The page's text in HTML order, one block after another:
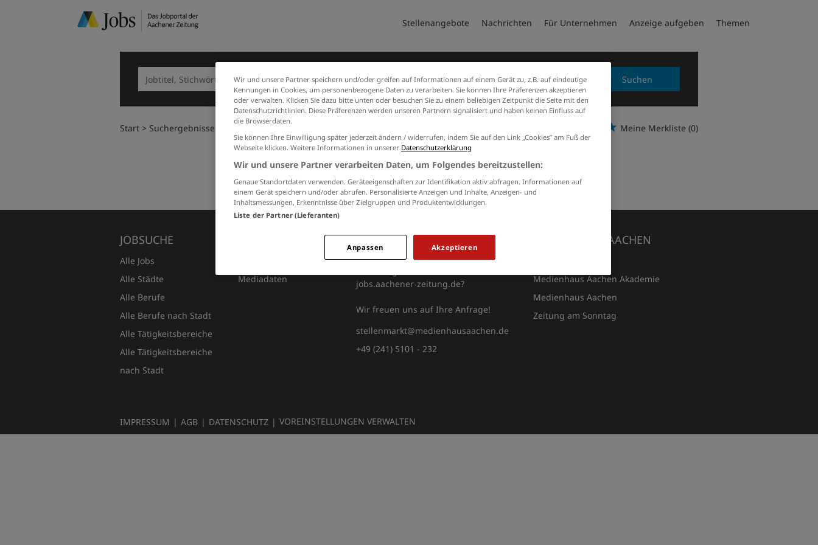
Stellenangebote Nachrichten Für Unternehmen Anzeige aufgeben Themen
Suchen
Start Suchergebnisse Meine Merkliste (0)
Jobs von steuerring-e-v
Keine Suchergebnisse gefunden.
JOBSUCHE
Alle Jobs
Alle Städte
Alle Berufe
Alle Berufe nach Stadt
Alle Tätigkeitsbereiche
Alle Tätigkeitsbereiche
nach Stadt
FÜR ARBEITGEBER
Mediadaten
KONTAKT
Sie interessieren sich für eine
jobs.aachener‑zeitung.de?
Wir freuen uns auf Ihre Anfrage!
stellenmarkt@medienhausaachen.de
+49 (241) 5101 - 232
MEDIENHAUS AACHEN
Medienhaus Aachen Akademie
Medienhaus Aachen
Zeitung am Sonntag
IMPRESSUM | AGB | DATENSCHUTZ | VOREINSTELLUNGEN VERWALTEN
Wir und unsere Partner speichern und/oder greifen auf Informationen auf einem Gerät zu, z.B. auf eindeutige
Kennungen in Cookies, um personenbezogene Daten zu verarbeiten. Sie können Ihre Präferenzen akzeptieren
oder verwalten. Klicken Sie dazu bitte unten oder besuchen Sie zu einem beliebigen Zeitpunkt die Seite mit den
Datenschutzrichtlinien. Diese Präferenzen werden unseren Partnern signalisiert und haben keinen Einfluss auf
die Browserdaten.
Sie können Ihre Einwilligung später jederzeit ändern / widerrufen, indem Sie auf den Link „Cookies” am Fuß der
Webseite klicken. Weitere Informationen in unserer Datenschutzerklärung
Wir und unsere Partner verarbeiten Daten, um Folgendes bereitzustellen:
Genaue Standortdaten verwenden. Geräteeigenschaften zur Identifikation aktiv abfragen. Informationen auf
einem Gerät speichern und/oder abrufen. Personalisierte Anzeigen und Inhalte, Anzeigen- und
Inhaltsmessungen, Erkenntnisse über Zielgruppen und Produktentwicklungen.
Liste der Partner (Lieferanten)
Akzeptieren
Anpassen